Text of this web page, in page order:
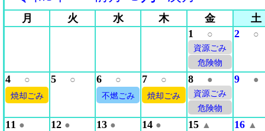
月 火 水 木 金
土
1
○
資源ごみ
危険物
2 ○
4 ○
焼却ごみ
5 ○ 6 ○
不燃ごみ
7 ○
焼却ごみ
8 ●
資源ごみ
危険物
9 ●
11 ● 12 ● 13 ● 14 ● 15 ▲ 16 ▲